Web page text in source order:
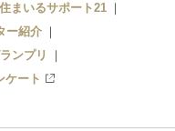
住まいるサポート21
ー紹介
ンプリ
ケート